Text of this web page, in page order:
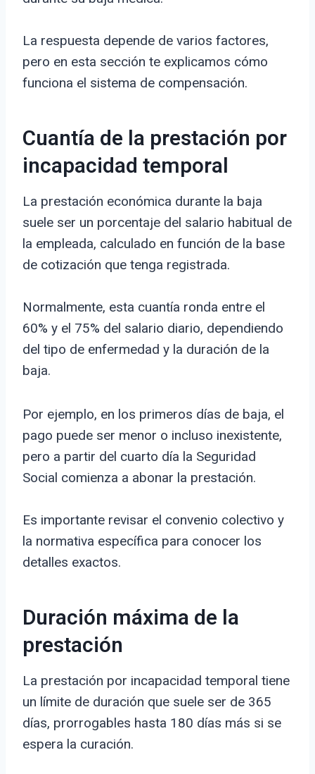
La respuesta depende de varios factores,
pero en esta sección te explicamos cómo
funciona el sistema de compensación.
Cuantía de la prestación por
incapacidad temporal
La prestación económica durante la baja
suele ser un porcentaje del salario habitual de
la empleada, calculado en función de la base
de cotización que tenga registrada.
Normalmente, esta cuantía ronda entre el
60% y el 75% del salario diario, dependiendo
del tipo de enfermedad y la duración de la
baja.
Por ejemplo, en los primeros días de baja, el
pago puede ser menor o incluso inexistente,
pero a partir del cuarto día la Seguridad
Social comienza a abonar la prestación.
Es importante revisar el convenio colectivo y
la normativa específica para conocer los
detalles exactos.
Duración máxima de la
prestación
La prestación por incapacidad temporal tiene
un límite de duración que suele ser de 365
días, prorrogables hasta 180 días más si se
espera la curación.